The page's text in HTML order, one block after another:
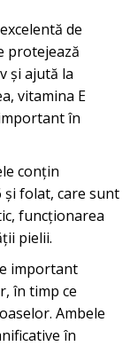
de
protejează
și ajută la
vitamina E
în
conțin
și folat, care sunt
funcționarea
pielii.
important
în timp ce
Ambele
în